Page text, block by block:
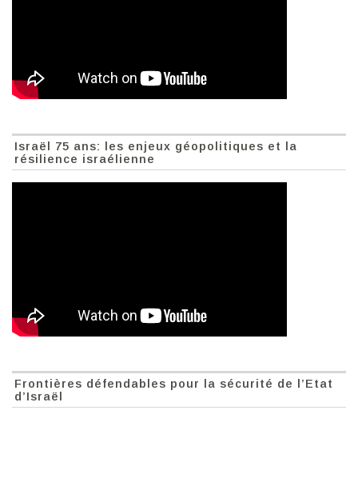
Israël 75 ans: les enjeux géopolitiques et la
résilience israélienne
Frontières défendables pour la sécurité de l’Etat
d’Israël